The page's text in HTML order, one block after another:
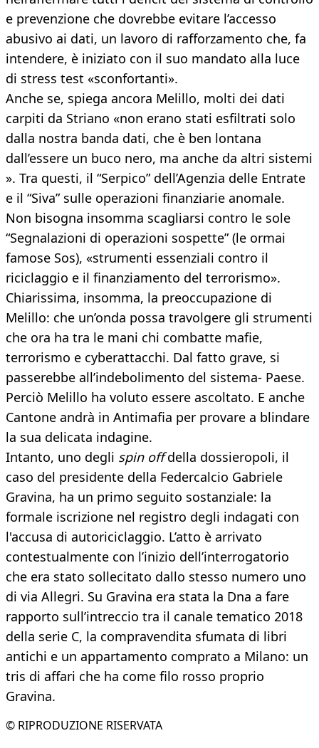
e prevenzione che dovrebbe evitare l’accesso
abusivo ai dati, un lavoro di rafforzamento che, fa
intendere, è iniziato con il suo mandato alla luce
di stress test «sconfortanti».
Anche se, spiega ancora Melillo, molti dei dati
carpiti da Striano «non erano stati esfiltrati solo
dalla nostra banda dati, che è ben lontana
dall’essere un buco nero, ma anche da altri sistemi
». Tra questi, il “Serpico” dell’Agenzia delle Entrate
e il “Siva” sulle operazioni finanziarie anomale.
Non bisogna insomma scagliarsi contro le sole
“Segnalazioni di operazioni sospette” (le ormai
famose Sos), «strumenti essenziali contro il
riciclaggio e il finanziamento del terrorismo».
Chiarissima, insomma, la preoccupazione di
Melillo: che un’onda possa travolgere gli strumenti
che ora ha tra le mani chi combatte mafie,
terrorismo e cyberattacchi. Dal fatto grave, si
passerebbe all’indebolimento del sistema- Paese.
Perciò Melillo ha voluto essere ascoltato. E anche
Cantone andrà in Antimafia per provare a blindare
la sua delicata indagine.
Intanto, uno degli spin offdella dossieropoli, il
caso del presidente della Federcalcio Gabriele
Gravina, ha un primo seguito sostanziale: la
formale iscrizione nel registro degli indagati con
l'accusa di autoriciclaggio. L’atto è arrivato
contestualmente con l’inizio dell’interrogatorio
che era stato sollecitato dallo stesso numero uno
di via Allegri. Su Gravina era stata la Dna a fare
rapporto sull’intreccio tra il canale tematico 2018
della serie C, la compravendita sfumata di libri
antichi e un appartamento comprato a Milano: un
tris di affari che ha come filo rosso proprio
Gravina.
© RIPRODUZIONE RISERVATA